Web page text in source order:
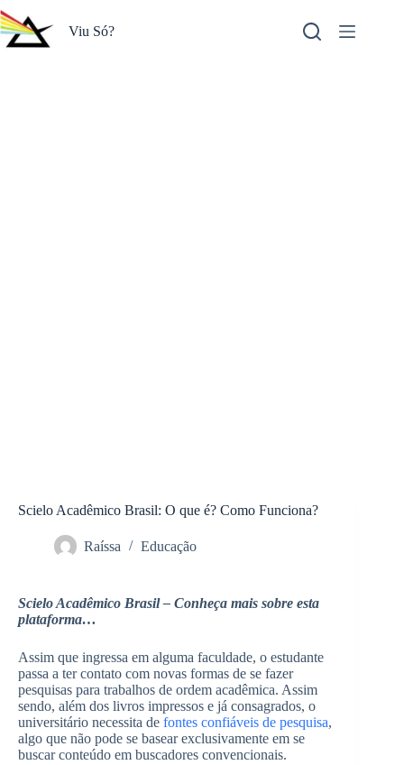
Pular
para
o
Viu Só?
Scielo Acadêmico Brasil: O que é? Como Funciona?
Raíssa Educação
Scielo Acadêmico Brasil – Conheça mais sobre esta
plataforma…
Assim que ingressa em alguma faculdade, o estudante
passa a ter contato com novas formas de se fazer
pesquisas para trabalhos de ordem acadêmica. Assim
sendo, além dos livros impressos e já consagrados, o
universitário necessita de fontes confiáveis de pesquisa,
algo que não pode se basear exclusivamente em se
buscar conteúdo em buscadores convencionais.